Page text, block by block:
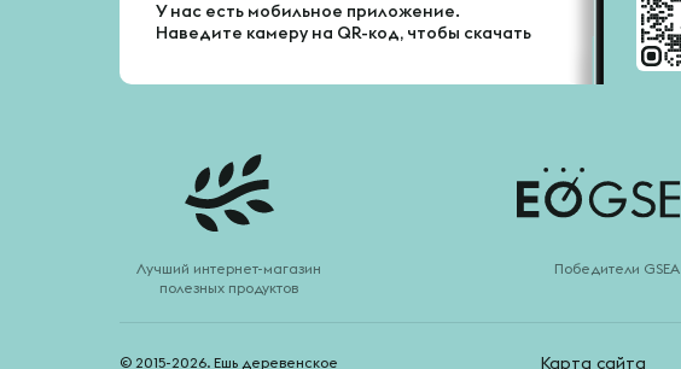
У нас есть мобильное приложение.
Наведите камеру на QR-код, чтобы скачать
Лучший интернет-магазин
полезных продуктов
Победители GSEA
© 2015-2026. Ешь деревенское Карта сайта